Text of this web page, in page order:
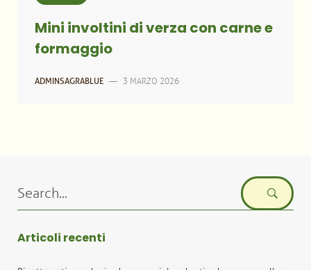
Mini involtini di verza con carne e
formaggio
ADMINSAGRABLUE — 3 MARZO 2026
for:
Articoli recenti